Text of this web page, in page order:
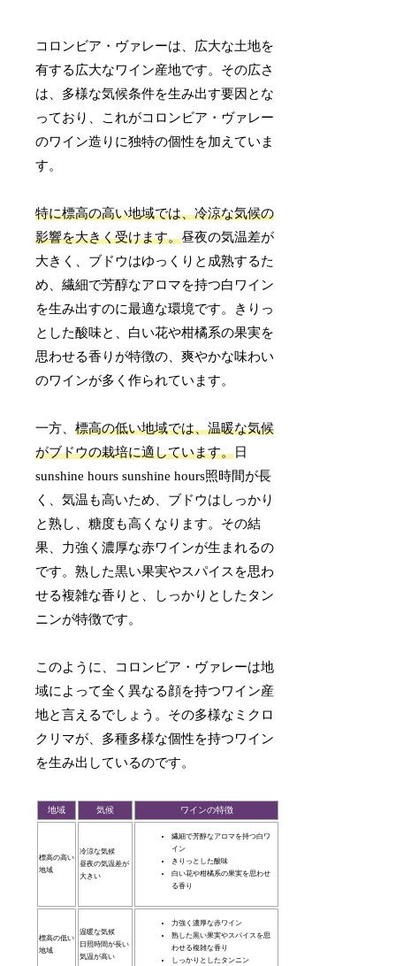
コロンビア・ヴァレーは、広大な土地を
有する広大なワイン産地です。その広さ
は、多様な気候条件を生み出す要因とな
っており、これがコロンビア・ヴァレー
のワイン造りに独特の個性を加えていま
す。
特に標高の高い地域では、冷涼な気候の
影響を大きく受けます。昼夜の気温差が
大きく、ブドウはゆっくりと成熟するた
め、繊細で芳醇なアロマを持つ白ワイン
を生み出すのに最適な環境です。きりっ
とした酸味と、白い花や柑橘系の果実を
思わせる香りが特徴の、爽やかな味わい
のワインが多く作られています。
一方、標高の低い地域では、温暖な気候
がブドウの栽培に適しています。日
sunshine hours sunshine hours照時間が長
く、気温も高いため、ブドウはしっかり
と熟し、糖度も高くなります。その結
果、力強く濃厚な赤ワインが生まれるの
です。熟した黒い果実やスパイスを思わ
せる複雑な香りと、しっかりとしたタン
ニンが特徴です。
このように、コロンビア・ヴァレーは地
域によって全く異なる顔を持つワイン産
地と言えるでしょう。その多様なミクロ
クリマが、多種多様な個性を持つワイン
を生み出しているのです。
地域 気候 ワインの特徴
標高の高い
地域
冷涼な気候
昼夜の気温差が
大きい
繊細で芳醇なアロマを持つ白ワ
イン
きりっとした酸味
白い花や柑橘系の果実を思わせ
る香り
標高の低い
地域
温暖な気候
日照時間が長い
気温が高い
力強く濃厚な赤ワイン
熟した黒い果実やスパイスを思
わせる複雑な香り
しっかりとしたタンニン